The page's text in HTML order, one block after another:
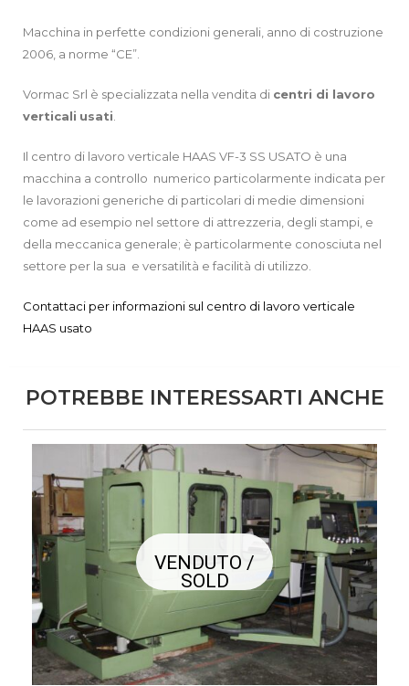
Macchina in perfette condizioni generali, anno di costruzione
2006, a norme “CE”.
Vormac Srl è specializzata nella vendita di centri di lavoro
verticali usati
Il centro di lavoro verticale HAAS VF-3 SS USATO è una
macchina a controllo numerico particolarmente indicata per
le lavorazioni generiche di particolari di medie dimensioni
come ad esempio nel settore di attrezzeria, degli stampi, e
della meccanica generale; è particolarmente conosciuta nel
settore per la sua e versatilità e facilità di utilizzo.
Contattaci per informazioni sul centro di lavoro verticale
HAAS usato
POTREBBE INTERESSARTI ANCHE
VENDUTO /
SOLD